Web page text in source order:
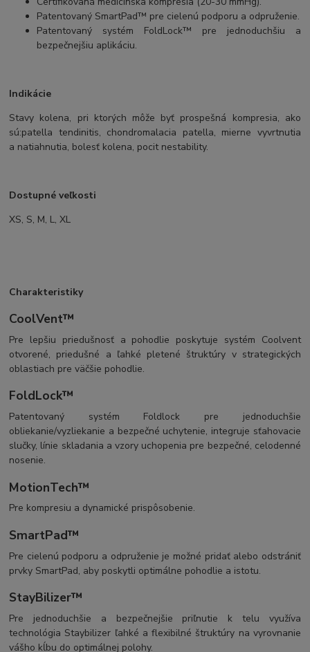
Patentovaný SmartPad™ pre cielenú podporu a odpruženie.
Patentovaný systém FoldLock™ pre jednoduchšiu a
bezpečnejšiu aplikáciu.
Indikácie
Stavy kolena, pri ktorých môže byť prospešná kompresia, ako
sú:patella tendinitis, chondromalacia patella, mierne vyvrtnutia
a natiahnutia, bolesť kolena, pocit nestability.
Dostupné veľkosti
XS, S, M, L, XL
Charakteristiky
CoolVent™
Pre lepšiu priedušnosť a pohodlie poskytuje systém Coolvent
otvorené, priedušné a ľahké pletené štruktúry v strategických
oblastiach pre väčšie pohodlie.
FoldLock™
Patentovaný systém Foldlock pre jednoduchšie
obliekanie/vyzliekanie a bezpečné uchytenie, integruje sťahovacie
slučky, línie skladania a vzory uchopenia pre bezpečné, celodenné
nosenie.
MotionTech™
Pre kompresiu a dynamické prispôsobenie.
SmartPad™
Pre cielenú podporu a odpruženie je možné pridať alebo odstrániť
prvky SmartPad, aby poskytli optimálne pohodlie a istotu.
StayBilizer™
Pre jednoduchšie a bezpečnejšie priľnutie k telu využíva
technológia Staybilizer ľahké a flexibilné štruktúry na vyrovnanie
vášho kĺbu do optimálnej polohy.